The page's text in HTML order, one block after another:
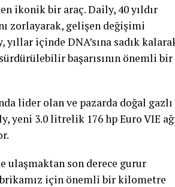
ikonik bir araç. Daily, 40 yıldır
zorlayarak, gelişen değişimi
içinde DNA’sına sadık
başarısının önemli bir
lider olan ve pazarda doğal gazlı
yeni 3.0 litrelik 176 hp Euro VIE
ulaşmaktan son derece gurur
için önemli bir kilometre